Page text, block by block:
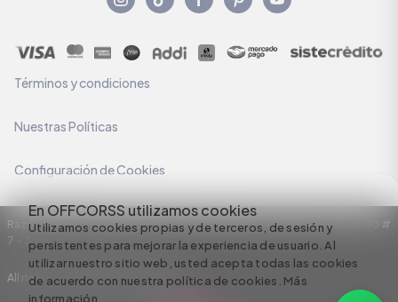
En OFFCORSS utilizamos cookies
Utilizamos cookies propias y de terceros, de sesión y
persistentes para mejorar la experiencia de usuario. Al
utilizar nuestro sitio web, usted acepta todas las cookies
de acuerdo con nuestra política de cookies. Más
información
Términos y condiciones
Nuestras Políticas
Configuración de Cookies
Razón Social: C.I HERMECO S.A. NIT: 890924167-6 Dirección: Carrera 50 #
7 – 35
All rights reserved empowered by